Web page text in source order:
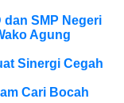
SMP Negeri
Agung
Sinergi Cegah
Cari Bocah